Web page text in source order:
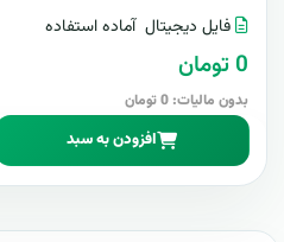
فایل دیجیتال آماده استفاده
0 تومان
بدون مالیات: 0 تومان
افزودن به سبد